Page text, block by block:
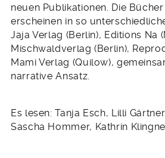
neuen Publikationen. Die
erscheinen in so
Jaja Verlag (Berlin), Editions Na
Mischwaldverlag (Berlin),
Mami Verlag (Quilow),
narrative Ansatz.
Es lesen: Tanja Esch, Lilli
Sascha Hommer, Kathrin